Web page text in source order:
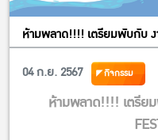
ห้ามพลาด!!!! เตรียมพับกับ ง
04 ก.ย. 2567
กิจกรรม
ห้ามพลาด!!!! เตรีย